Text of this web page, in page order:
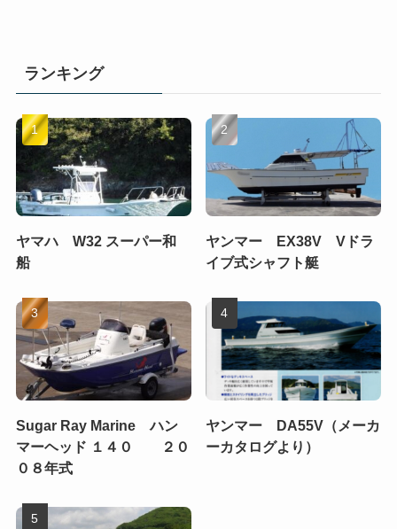
ランキング
ヤマハ W32 スーパー和
船
ヤンマー EX38V Vドラ
イブ式シャフト艇
Sugar Ray Marine ハン
マーヘッド １４０ ２０
０８年式
ヤンマー DA55V（メーカ
ーカタログより）